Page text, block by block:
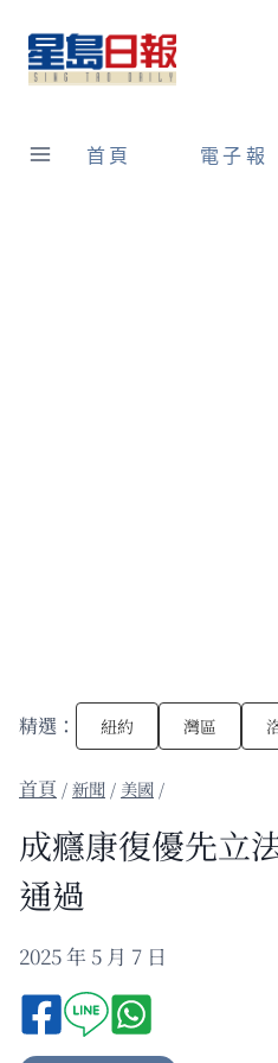
content
首頁 電子報
精選： 紐約 灣區
/新聞 / 美國 /
成癮康復優先立
通過
2025 年 5 月 7 日